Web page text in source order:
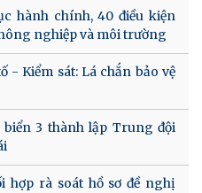
hành chính, 40 điều kiện
nghiệp và môi trường
- Kiểm sát: Lá chắn bảo vệ
3 thành lập Trung đội
hợp rà soát hồ sơ đề nghị